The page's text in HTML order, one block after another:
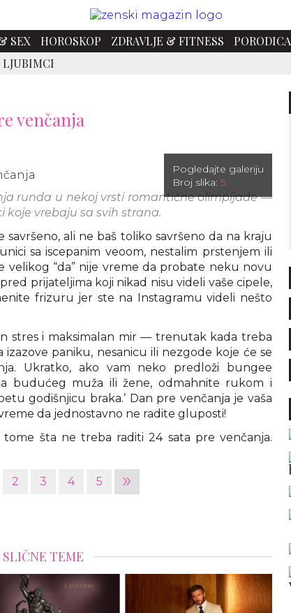
SEX HOROSKOP ZDRAVLJE & FITNESS PORODICA
venčanja
Pogledajte galeriju
Broj slika: 5
runda u nekoj vrsti romantične olimpijade —
koje vrebaju sa svih strana.
ali ne baš toliko savršeno da na kraju
sa iscepanim veoom, nestalim prstenjem ili
velikog “da” nije vreme da probate neku novu
prijateljima koji nikad nisu videli vaše cipele,
frizuru jer ste na Instagramu videli nešto
stres i maksimalan mir — trenutak kada treba
paniku, nesanicu ili nezgode koje će se
Ukratko, ako vam neko predloži bungee
budućeg muža ili žene, odmahnite rukom i
godišnjicu braka.’ Dan pre venčanja je vaša
vreme da jednostavno ne radite gluposti!
šta ne treba raditi 24 sata pre venčanja.
2 3 4 5 »
SLIČNE TEME